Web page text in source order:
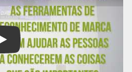
Agência Campanhas Google